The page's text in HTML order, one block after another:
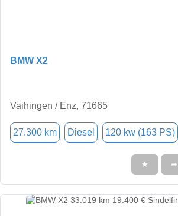
BMW X2
Vaihingen / Enz, 71665
27.300 km Diesel 120 kw (163 PS)
★ ➦